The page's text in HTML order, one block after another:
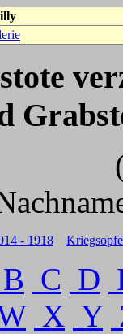
- 1918
B C D
X Y